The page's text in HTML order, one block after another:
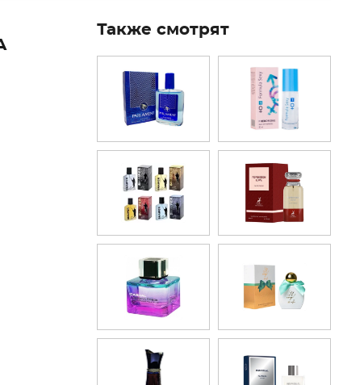
Также смотрят